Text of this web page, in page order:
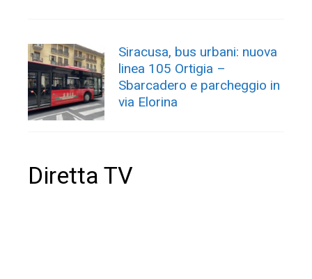
Siracusa, bus urbani: nuova
linea 105 Ortigia –
Sbarcadero e parcheggio in
via Elorina
Diretta TV